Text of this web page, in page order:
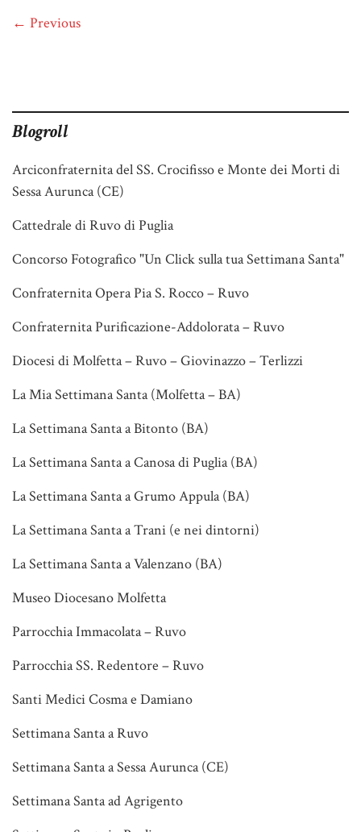
← Previous
Blogroll
Arciconfraternita del SS. Crocifisso e Monte dei Morti di
Sessa Aurunca (CE)
Cattedrale di Ruvo di Puglia
Concorso Fotografico "Un Click sulla tua Settimana Santa"
Confraternita Opera Pia S. Rocco – Ruvo
Confraternita Purificazione-Addolorata – Ruvo
Diocesi di Molfetta – Ruvo – Giovinazzo – Terlizzi
La Mia Settimana Santa (Molfetta – BA)
La Settimana Santa a Bitonto (BA)
La Settimana Santa a Canosa di Puglia (BA)
La Settimana Santa a Grumo Appula (BA)
La Settimana Santa a Trani (e nei dintorni)
La Settimana Santa a Valenzano (BA)
Museo Diocesano Molfetta
Parrocchia Immacolata – Ruvo
Parrocchia SS. Redentore – Ruvo
Santi Medici Cosma e Damiano
Settimana Santa a Ruvo
Settimana Santa a Sessa Aurunca (CE)
Settimana Santa ad Agrigento